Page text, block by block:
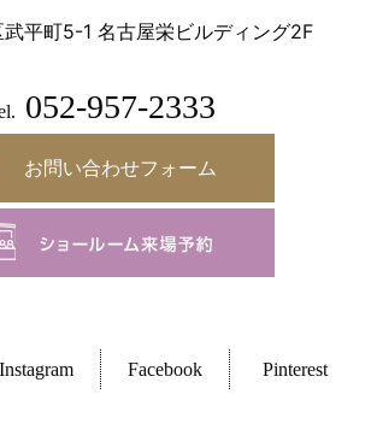
平町5-1 名古屋栄ビルディング2F
052-957-2333
お問い合わせフォーム
Instagram Facebook Pinterest